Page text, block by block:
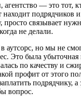
— это тот,
находит подрядчиков
просто связывает
не делали.
аутсорс, но мы не
Это была убыточная
по качеству и
профит от этого
подрядчику, а
вопрос.